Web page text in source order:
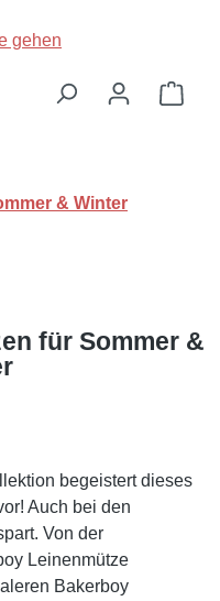
& Winter
für Sommer &
begeistert dieses
Auch bei den
Von der
Leinenmütze
Bakerboy